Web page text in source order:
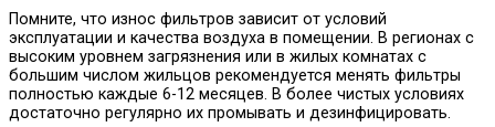
Помните, что износ фильтров зависит от условий
эксплуатации и качества воздуха в помещении. В регионах с
высоким уровнем загрязнения или в жилых комнатах с
большим числом жильцов рекомендуется менять фильтры
полностью каждые 6-12 месяцев. В более чистых условиях
достаточно регулярно их промывать и дезинфицировать.